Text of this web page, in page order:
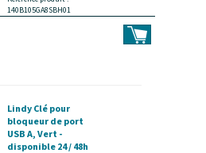
140B105GA8SBH01
Lindy Clé pour
bloqueur de port
USB A, Vert -
disponible 24 / 48h